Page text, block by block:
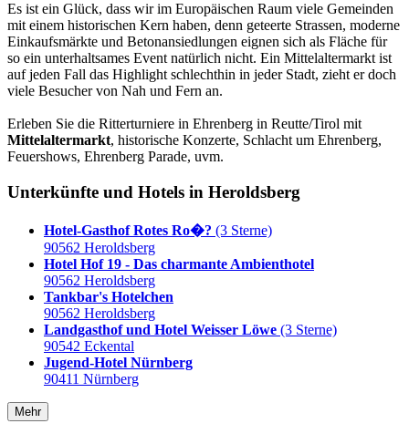
Es ist ein Glück, dass wir im Europäischen Raum viele Gemeinden
mit einem historischen Kern haben, denn geteerte Strassen, moderne
Einkaufsmärkte und Betonansiedlungen eignen sich als Fläche für
so ein unterhaltsames Event natürlich nicht. Ein Mittelaltermarkt ist
auf jeden Fall das Highlight schlechthin in jeder Stadt, zieht er doch
viele Besucher von Nah und Fern an.
Erleben Sie die Ritterturniere in Ehrenberg in Reutte/Tirol mit
Mittelaltermarkt, historische Konzerte, Schlacht um Ehrenberg,
Feuershows, Ehrenberg Parade, uvm.
Unterkünfte und Hotels in Heroldsberg
Hotel-Gasthof Rotes Ro�? (3 Sterne)
90562 Heroldsberg
Hotel Hof 19 - Das charmante Ambienthotel
90562 Heroldsberg
Tankbar's Hotelchen
90562 Heroldsberg
Landgasthof und Hotel Weisser Löwe (3 Sterne)
90542 Eckental
Jugend-Hotel Nürnberg
90411 Nürnberg
Mehr